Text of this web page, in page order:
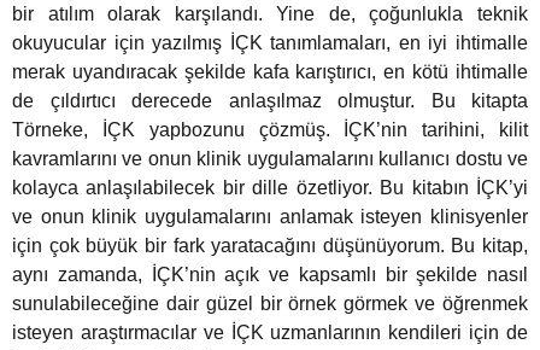
bir atılım olarak karşılandı. Yine de, çoğunlukla teknik
okuyucular için yazılmış İÇK tanımlamaları, en iyi ihtimalle
merak uyandıracak şekilde kafa karıştırıcı, en kötü ihtimalle
de çıldırtıcı derecede anlaşılmaz olmuştur. Bu kitapta
Törneke, İÇK yapbozunu çözmüş. İÇK’nin tarihini, kilit
kavramlarını ve onun klinik uygulamalarını kullanıcı dostu ve
kolayca anlaşılabilecek bir dille özetliyor. Bu kitabın İÇK’yi
ve onun klinik uygulamalarını anlamak isteyen klinisyenler
için çok büyük bir fark yaratacağını düşünüyorum. Bu kitap,
aynı zamanda, İÇK’nin açık ve kapsamlı bir şekilde nasıl
sunulabileceğine dair güzel bir örnek görmek ve öğrenmek
isteyen araştırmacılar ve İÇK uzmanlarının kendileri için de